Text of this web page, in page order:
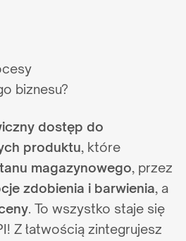
biznesu?
dostęp do
produktu, które
magazynowego, przez
zdobienia i barwienia, a
. To wszystko staje się
Z łatwością zintegrujesz